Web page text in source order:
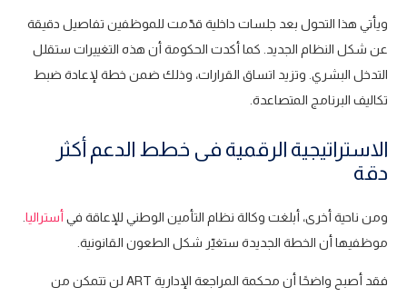
ويأتي هذا التحول بعد جلسات داخلية قدّمت للموظفين تفاصيل دقيقة
عن شكل النظام الجديد. كما أكدت الحكومة أن هذه التغييرات ستقلل
التدخل البشري. وتزيد اتساق القرارات، وذلك ضمن خطة لإعادة ضبط
تكاليف البرنامج المتصاعدة.
الاستراتيجية الرقمية فى خطط الدعم أكثر
دقة
ومن ناحية أخرى، أبلغت وكالة نظام التأمين الوطني للإعاقة في أستراليا
موظفيها أن الخطة الجديدة ستغيّر شكل الطعون القانونية.
فقد أصبح واضحًا أن محكمة المراجعة الإدارية ART لن تتمكن من